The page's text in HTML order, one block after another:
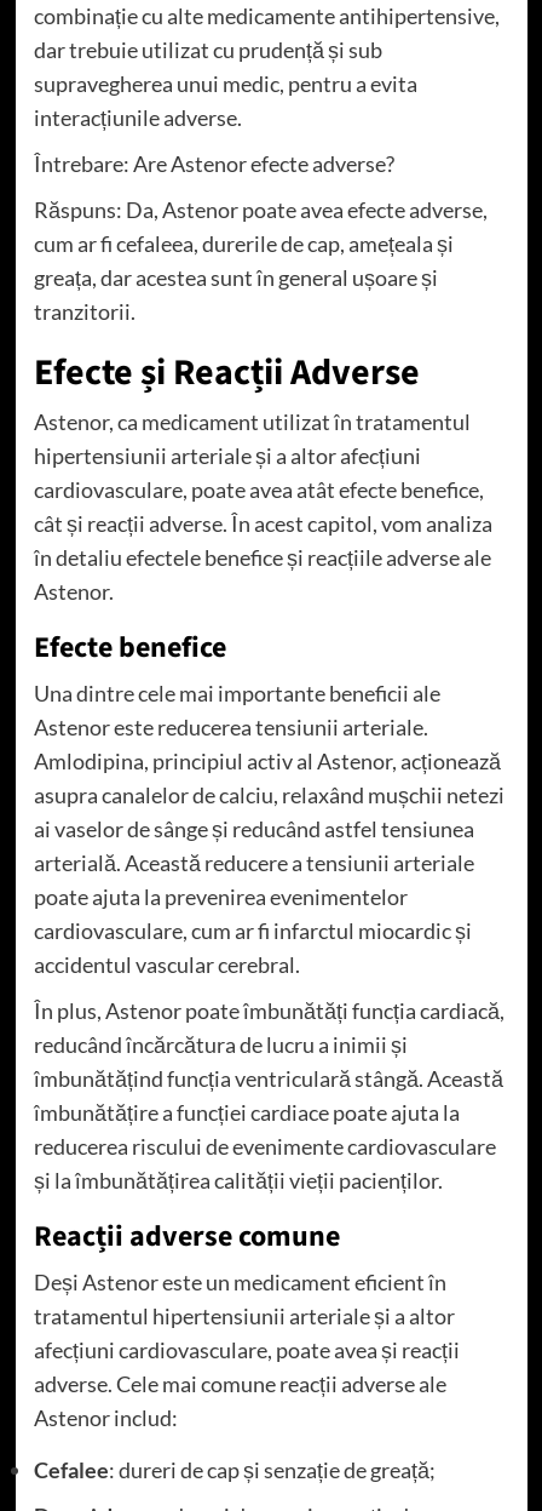
combinație cu alte medicamente antihipertensive,
dar trebuie utilizat cu prudență și sub
supravegherea unui medic, pentru a evita
interacțiunile adverse.
Întrebare: Are Astenor efecte adverse?
Răspuns: Da, Astenor poate avea efecte adverse,
cum ar fi cefaleea, durerile de cap, amețeala și
greața, dar acestea sunt în general ușoare și
tranzitorii.
Efecte și Reacții Adverse
Astenor, ca medicament utilizat în tratamentul
hipertensiunii arteriale și a altor afecțiuni
cardiovasculare, poate avea atât efecte benefice,
cât și reacții adverse. În acest capitol, vom analiza
în detaliu efectele benefice și reacțiile adverse ale
Astenor.
Efecte benefice
Una dintre cele mai importante beneficii ale
Astenor este reducerea tensiunii arteriale.
Amlodipina, principiul activ al Astenor, acționează
asupra canalelor de calciu, relaxând mușchii netezi
ai vaselor de sânge și reducând astfel tensiunea
arterială. Această reducere a tensiunii arteriale
poate ajuta la prevenirea evenimentelor
cardiovasculare, cum ar fi infarctul miocardic și
accidentul vascular cerebral.
În plus, Astenor poate îmbunătăți funcția cardiacă,
reducând încărcătura de lucru a inimii și
îmbunătățind funcția ventriculară stângă. Această
îmbunătățire a funcției cardiace poate ajuta la
reducerea riscului de evenimente cardiovasculare
și la îmbunătățirea calității vieții pacienților.
Reacții adverse comune
Deși Astenor este un medicament eficient în
tratamentul hipertensiunii arteriale și a altor
afecțiuni cardiovasculare, poate avea și reacții
adverse. Cele mai comune reacții adverse ale
Astenor includ:
Cefalee: dureri de cap și senzație de greață;